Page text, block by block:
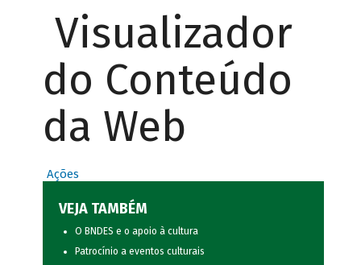
Visualizador
do Conteúdo
da Web
Ações
VEJA TAMBÉM
O BNDES e o apoio à cultura
Patrocínio a eventos culturais